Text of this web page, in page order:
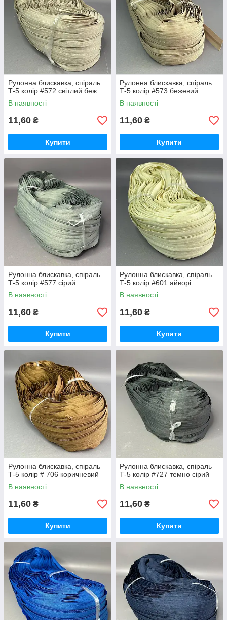
Рулонна блискавка, спіраль
Т-5 колір #572 світлий беж
В наявності
11,60 ₴
Купити
Рулонна блискавка, спіраль
Т-5 колір #573 бежевий
В наявності
11,60 ₴
Купити
Рулонна блискавка, спіраль
Т-5 колір #577 сірий
В наявності
11,60 ₴
Купити
Рулонна блискавка, спіраль
Т-5 колір #601 айворі
В наявності
11,60 ₴
Купити
Рулонна блискавка, спіраль
Т-5 колір # 706 коричневий
В наявності
11,60 ₴
Купити
Рулонна блискавка, спіраль
Т-5 колір #727 темно сірий
В наявності
11,60 ₴
Купити